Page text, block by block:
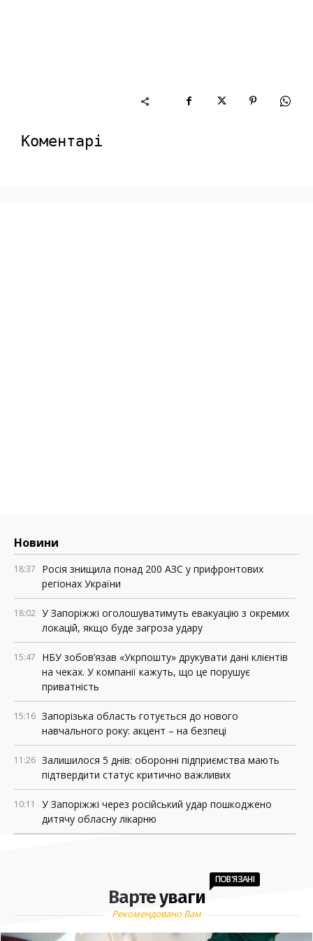
Коментарі
Новини
18:37
Росія знищила понад 200 АЗС у прифронтових
регіонах України
18:02 У Запоріжжі оголошуватимуть евакуацію з окремих
локацій, якщо буде загроза удару
15:47
НБУ зобов’язав «Укрпошту» друкувати дані клієнтів
на чеках. У компанії кажуть, що це порушує
приватність
15:16 Запорізька область готується до нового
навчального року: акцент – на безпеці
11:26 Залишилося 5 днів: оборонні підприємства мають
підтвердити статус критично важливих
10:11
У Запоріжжі через російський удар пошкоджено
дитячу обласну лікарню
Дунай катастрофічно міліє: у Європі рятують АЕС,
зупиняють судноплавство та знаходять мамонтові
17:06
У Хортицькому районі Запоріжжя запровадили
Варте уваги
ПОВ'ЯЗАНІ
Рекомендовано Вам